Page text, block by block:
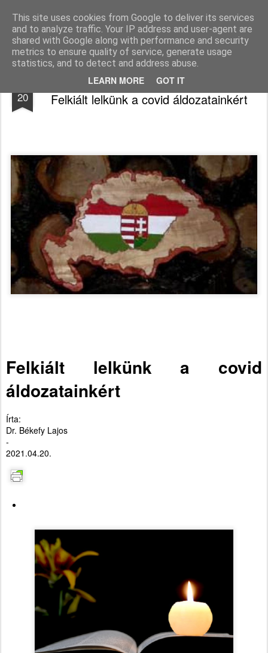
This site uses cookies from Google to deliver its services
and to analyze traffic. Your IP address and user-agent are
shared with Google along with performance and security
metrics to ensure quality of service, generate usage
statistics, and to detect and address abuse.
LEARN MORE GOT IT
Békefy Lajos
Pages
20
Felvidék üzeni az óra parancsáról -
Felkiált lelkünk a covid áldozatainkért
Felkiált lelkünk a covid
áldozatainkért
Írta:
Dr. Békefy Lajos
-
2021.04.20.